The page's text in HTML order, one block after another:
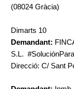
(08024 Gràcia)
Dimarts 10
Demandant:
S.L.
Direcció: C/ Sant